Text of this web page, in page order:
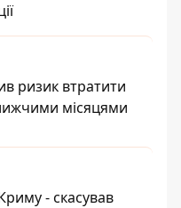
ризик втратити
місяцями
- скасував